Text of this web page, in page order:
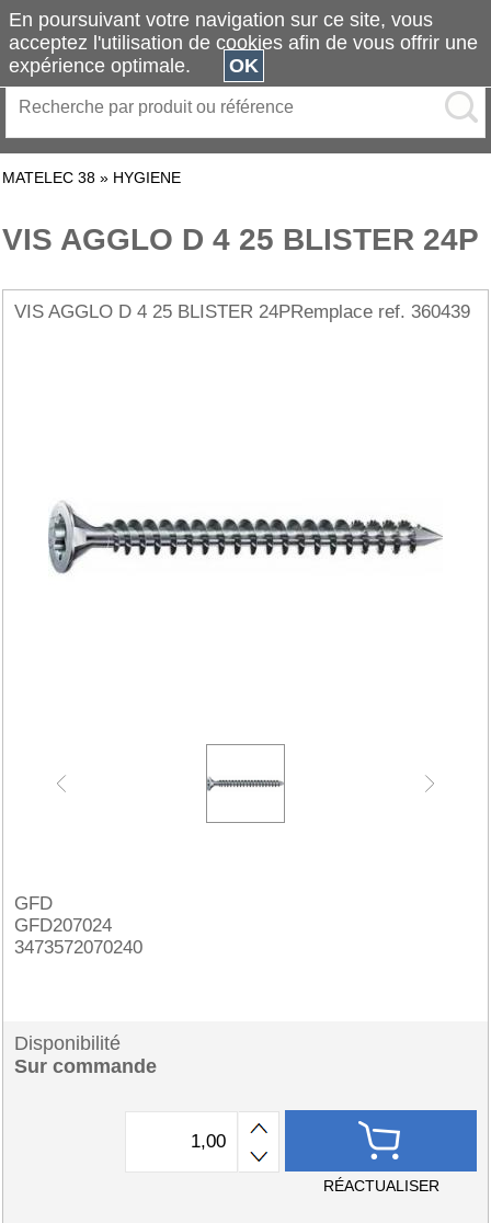
MATELEC 38 » HYGIENE
VIS AGGLO D 4 25 BLISTER 24P
VIS AGGLO D 4 25 BLISTER 24PRemplace ref. 360439
GFD
GFD207024
3473572070240
Disponibilité
Sur commande
RÉACTUALISER
En poursuivant votre navigation sur ce site, vous
acceptez l'utilisation de cookies afin de vous offrir une
expérience optimale.
OK